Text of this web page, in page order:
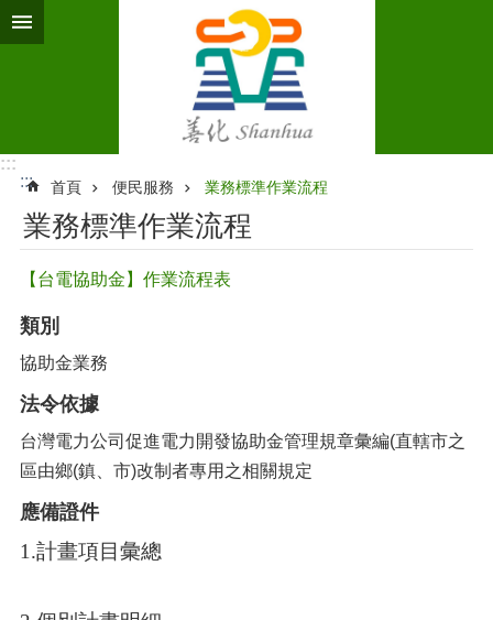
跳到主要內容區塊
:::
:::
首頁 便民服務 業務標準作業流程‭
業務標準作業流程‭
【台電協助金】作業流程表
類別
協助金業務
法令依據
台灣電力公司促進電力開發協助金管理規章彙編(直轄市之
區由鄉(鎮、市)改制者專用之相關規定
應備證件
1.計畫項目彙總